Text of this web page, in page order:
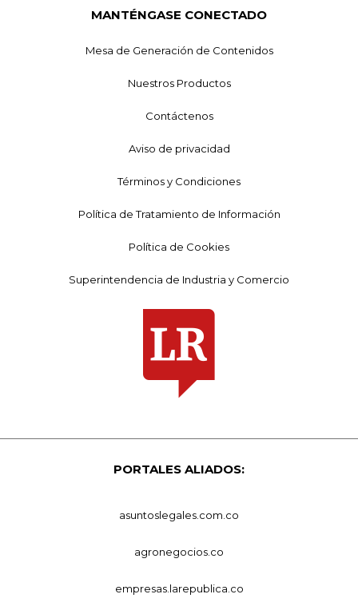
MANTÉNGASE CONECTADO
Mesa de Generación de Contenidos
Nuestros Productos
Contáctenos
Aviso de privacidad
Términos y Condiciones
Política de Tratamiento de Información
Política de Cookies
Superintendencia de Industria y Comercio
PORTALES ALIADOS:
asuntoslegales.com.co
agronegocios.co
empresas.larepublica.co